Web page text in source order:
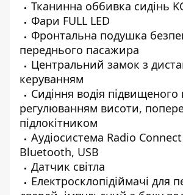
Тканинна оббивка сидінь
Фари FULL LED
Фронтальна подушка
переднього пасажира
Центральний замок з
керуванням
Cидіння водія
регулюванням висоти,
підлокітником
Аудіосистема Radio
Bluetooth, USB
Датчик світла
Електросклопідіймачі для